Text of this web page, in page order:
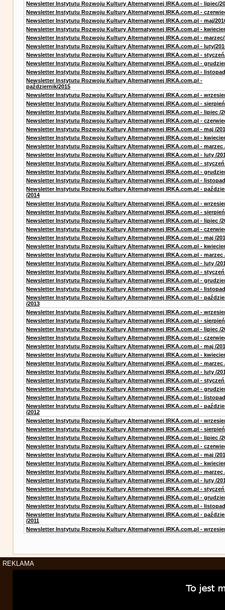
Newsletter Instytutu Rozwoju Kultury Alternatywnej IRKA.com.pl - lipiec/
Newsletter Instytutu Rozwoju Kultury Alternatywnej IRKA.com.pl -
Newsletter Instytutu Rozwoju Kultury Alternatywnej IRKA.com.pl - maj/
Newsletter Instytutu Rozwoju Kultury Alternatywnej IRKA.com.pl -
Newsletter Instytutu Rozwoju Kultury Alternatywnej IRKA.com.pl - marzec/
Newsletter Instytutu Rozwoju Kultury Alternatywnej IRKA.com.pl - luty/
Newsletter Instytutu Rozwoju Kultury Alternatywnej IRKA.com.pl -
Newsletter Instytutu Rozwoju Kultury Alternatywnej IRKA.com.pl -
Newsletter Instytutu Rozwoju Kultury Alternatywnej IRKA.com.pl -
Newsletter Instytutu Rozwoju Kultury Alternatywnej IRKA.com.pl -
październik/2015
Newsletter Instytutu Rozwoju Kultury Alternatywnej IRKA.com.pl -
Newsletter Instytutu Rozwoju Kultury Alternatywnej IRKA.com.pl -
Newsletter Instytutu Rozwoju Kultury Alternatywnej IRKA.com.pl - lipiec /
Newsletter Instytutu Rozwoju Kultury Alternatywnej IRKA.com.pl -
Newsletter Instytutu Rozwoju Kultury Alternatywnej IRKA.com.pl - maj /
Newsletter Instytutu Rozwoju Kultury Alternatywnej IRKA.com.pl -
Newsletter Instytutu Rozwoju Kultury Alternatywnej IRKA.com.pl - marzec
Newsletter Instytutu Rozwoju Kultury Alternatywnej IRKA.com.pl - luty /
Newsletter Instytutu Rozwoju Kultury Alternatywnej IRKA.com.pl - styczeń
Newsletter Instytutu Rozwoju Kultury Alternatywnej IRKA.com.pl -
Newsletter Instytutu Rozwoju Kultury Alternatywnej IRKA.com.pl - listopad
Newsletter Instytutu Rozwoju Kultury Alternatywnej IRKA.com.pl -
/2014
Newsletter Instytutu Rozwoju Kultury Alternatywnej IRKA.com.pl -
Newsletter Instytutu Rozwoju Kultury Alternatywnej IRKA.com.pl - sierpień
Newsletter Instytutu Rozwoju Kultury Alternatywnej IRKA.com.pl - lipiec /
Newsletter Instytutu Rozwoju Kultury Alternatywnej IRKA.com.pl -
Newsletter Instytutu Rozwoju Kultury Alternatywnej IRKA.com.pl - maj /
Newsletter Instytutu Rozwoju Kultury Alternatywnej IRKA.com.pl -
Newsletter Instytutu Rozwoju Kultury Alternatywnej IRKA.com.pl - marzec
Newsletter Instytutu Rozwoju Kultury Alternatywnej IRKA.com.pl - luty /
Newsletter Instytutu Rozwoju Kultury Alternatywnej IRKA.com.pl - styczeń
Newsletter Instytutu Rozwoju Kultury Alternatywnej IRKA.com.pl -
Newsletter Instytutu Rozwoju Kultury Alternatywnej IRKA.com.pl - listopad
Newsletter Instytutu Rozwoju Kultury Alternatywnej IRKA.com.pl -
/2013
Newsletter Instytutu Rozwoju Kultury Alternatywnej IRKA.com.pl -
Newsletter Instytutu Rozwoju Kultury Alternatywnej IRKA.com.pl - sierpień
Newsletter Instytutu Rozwoju Kultury Alternatywnej IRKA.com.pl - lipiec /
Newsletter Instytutu Rozwoju Kultury Alternatywnej IRKA.com.pl -
Newsletter Instytutu Rozwoju Kultury Alternatywnej IRKA.com.pl - maj /
Newsletter Instytutu Rozwoju Kultury Alternatywnej IRKA.com.pl -
Newsletter Instytutu Rozwoju Kultury Alternatywnej IRKA.com.pl - marzec
Newsletter Instytutu Rozwoju Kultury Alternatywnej IRKA.com.pl - luty /
Newsletter Instytutu Rozwoju Kultury Alternatywnej IRKA.com.pl - styczeń
Newsletter Instytutu Rozwoju Kultury Alternatywnej IRKA.com.pl -
Newsletter Instytutu Rozwoju Kultury Alternatywnej IRKA.com.pl - listopad
Newsletter Instytutu Rozwoju Kultury Alternatywnej IRKA.com.pl -
/2012
Newsletter Instytutu Rozwoju Kultury Alternatywnej IRKA.com.pl -
Newsletter Instytutu Rozwoju Kultury Alternatywnej IRKA.com.pl - sierpień
Newsletter Instytutu Rozwoju Kultury Alternatywnej IRKA.com.pl - lipiec /
Newsletter Instytutu Rozwoju Kultury Alternatywnej IRKA.com.pl -
Newsletter Instytutu Rozwoju Kultury Alternatywnej IRKA.com.pl - maj /
Newsletter Instytutu Rozwoju Kultury Alternatywnej IRKA.com.pl -
Newsletter Instytutu Rozwoju Kultury Alternatywnej IRKA.com.pl - marzec
Newsletter Instytutu Rozwoju Kultury Alternatywnej IRKA.com.pl - luty /
Newsletter Instytutu Rozwoju Kultury Alternatywnej IRKA.com.pl - styczeń
Newsletter Instytutu Rozwoju Kultury Alternatywnej IRKA.com.pl -
Newsletter Instytutu Rozwoju Kultury Alternatywnej IRKA.com.pl - listopad
Newsletter Instytutu Rozwoju Kultury Alternatywnej IRKA.com.pl -
/2011
Newsletter Instytutu Rozwoju Kultury Alternatywnej IRKA.com.pl -
REKLAMA